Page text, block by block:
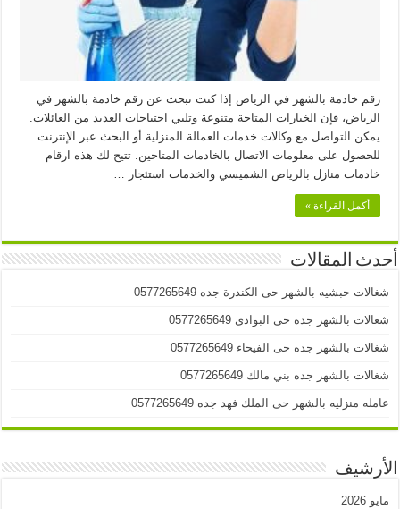
رقم خادمة بالشهر في الرياض إذا كنت تبحث عن رقم خادمة بالشهر في
الرياض، فإن الخيارات المتاحة متنوعة وتلبي احتياجات العديد من العائلات.
يمكن التواصل مع وكالات خدمات العمالة المنزلية أو البحث عبر الإنترنت
للحصول على معلومات الاتصال بالخادمات المتاحين. تتيح لك هذه ارقام
خادمات منازل بالرياض الشميسي والخدمات استئجار …
أكمل القراءة »
أحدث المقالات
شغالات حبشيه بالشهر حى الكندرة جده 0577265649
شغالات بالشهر جده حى البوادى 0577265649
شغالات بالشهر جده حى الفيحاء 0577265649
شغالات بالشهر جده بني مالك 0577265649
عامله منزليه بالشهر حى الملك فهد جده 0577265649
الأرشيف
مايو 2026